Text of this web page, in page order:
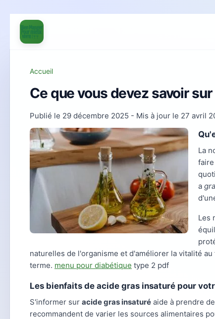
Accueil
Ce que vous devez savoir
Publié le 29 décembre 2025 - Mis à jour le 27 avril
La
a
Les
naturelles de l'organisme et d'améliorer la vitalité
terme. menu pour diabétique type 2 pdf
Les bienfaits de acide gras insaturé pour
S'informer sur acide gras insaturé aide à prendre
recommandent de varier les sources alimentaires